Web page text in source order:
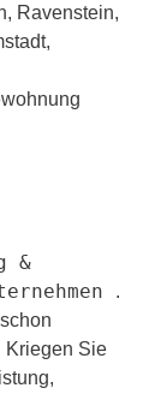
Ravenstein,
&
.
Kriegen Sie